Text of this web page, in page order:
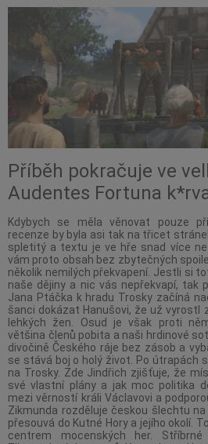
Příběh pokračuje ve
Audentes Fortuna
Kdybych se měla věnovat pouze
recenze by byla asi tak na třicet
spletitý a textu je ve hře snad více
vám proto obsah bez zbytečných
několik nemilých překvapení. Jestli si
naše dějiny a nic vás nepřekvapí, tak
Jana Ptáčka k hradu Trosky začíná
šanci dokázat Hanušovi, že už vyrostl
lehkých žen. Osud je však proti
většina členů pobita a naši hrdinové
divočině Českého ráje bez zásob a
se stává boj o holý život. Po útrapách
na Trosky. Zde Jindřich zjišťuje, že
své vlastní plány a jak moc politika
mezi věrností králi Václavovi a
Zikmunda rozděluje českou šlechtu
přesouvá do Kutné Hory a jejího okolí.
centrem mocenských her.